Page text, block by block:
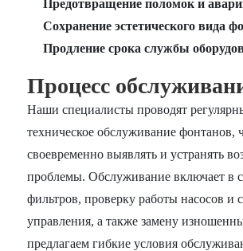
Предотвращение поломок и
Сохранение эстетического вида
Продление срока службы
Процесс
Наши специалисты проводят
техническое обслуживание фонтанов,
своевременно выявлять и устранять
проблемы. Обслуживание включает в
фильтров, проверку работы насосов и
управления, а также замену
предлагаем гибкие условия